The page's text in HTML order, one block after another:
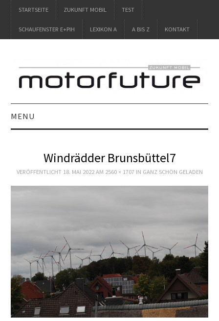
STARTSEITE ZUKUNFT MOBIL TEST
SCHAUFENSTER E+PIH LEXIKON A A BIS Z KONTAKT
MENU
ZUKUNFT MOBIL
E+PIH
LEXIKON A
A BIS Z
KONTAKT
Windrädder Brunsbüttel7
VERÖFFENTLICHT 18. MAI 2022AM 2560 × 1707IN GANZ SCHÖN GELADEN